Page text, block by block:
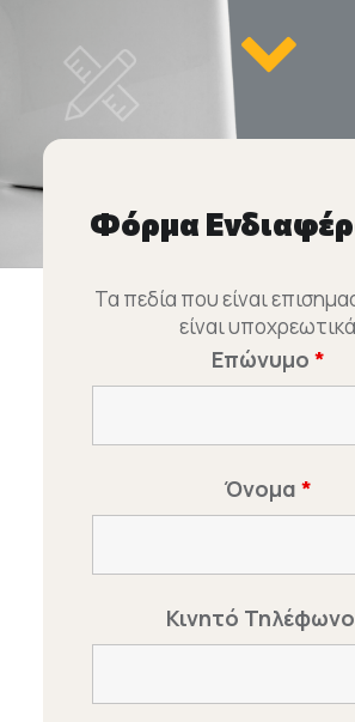
Φόρμα
Τα πεδία που είναι
είναι υποχρεωτικά
Επώνυμο *
Όνομα *
Κινητό Τηλέφωνο